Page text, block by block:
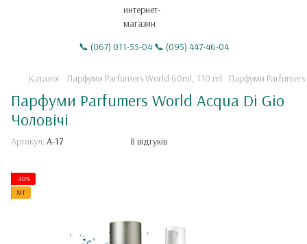
📞 (067) 011-55-04 📞 (095) 447-46-04
Каталог Парфуми Parfumers World 60ml, 110 ml Парфуми
Парфуми Parfumers World Acqua Di Gio
Чоловічі
Артикул: A-17 8 відгуків
-30%
ХІТ